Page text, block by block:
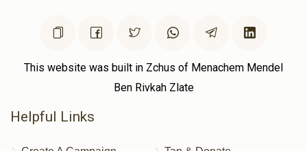
This website was built in Zchus of Menachem Mendel
Ben Rivkah Zlate
Helpful Links